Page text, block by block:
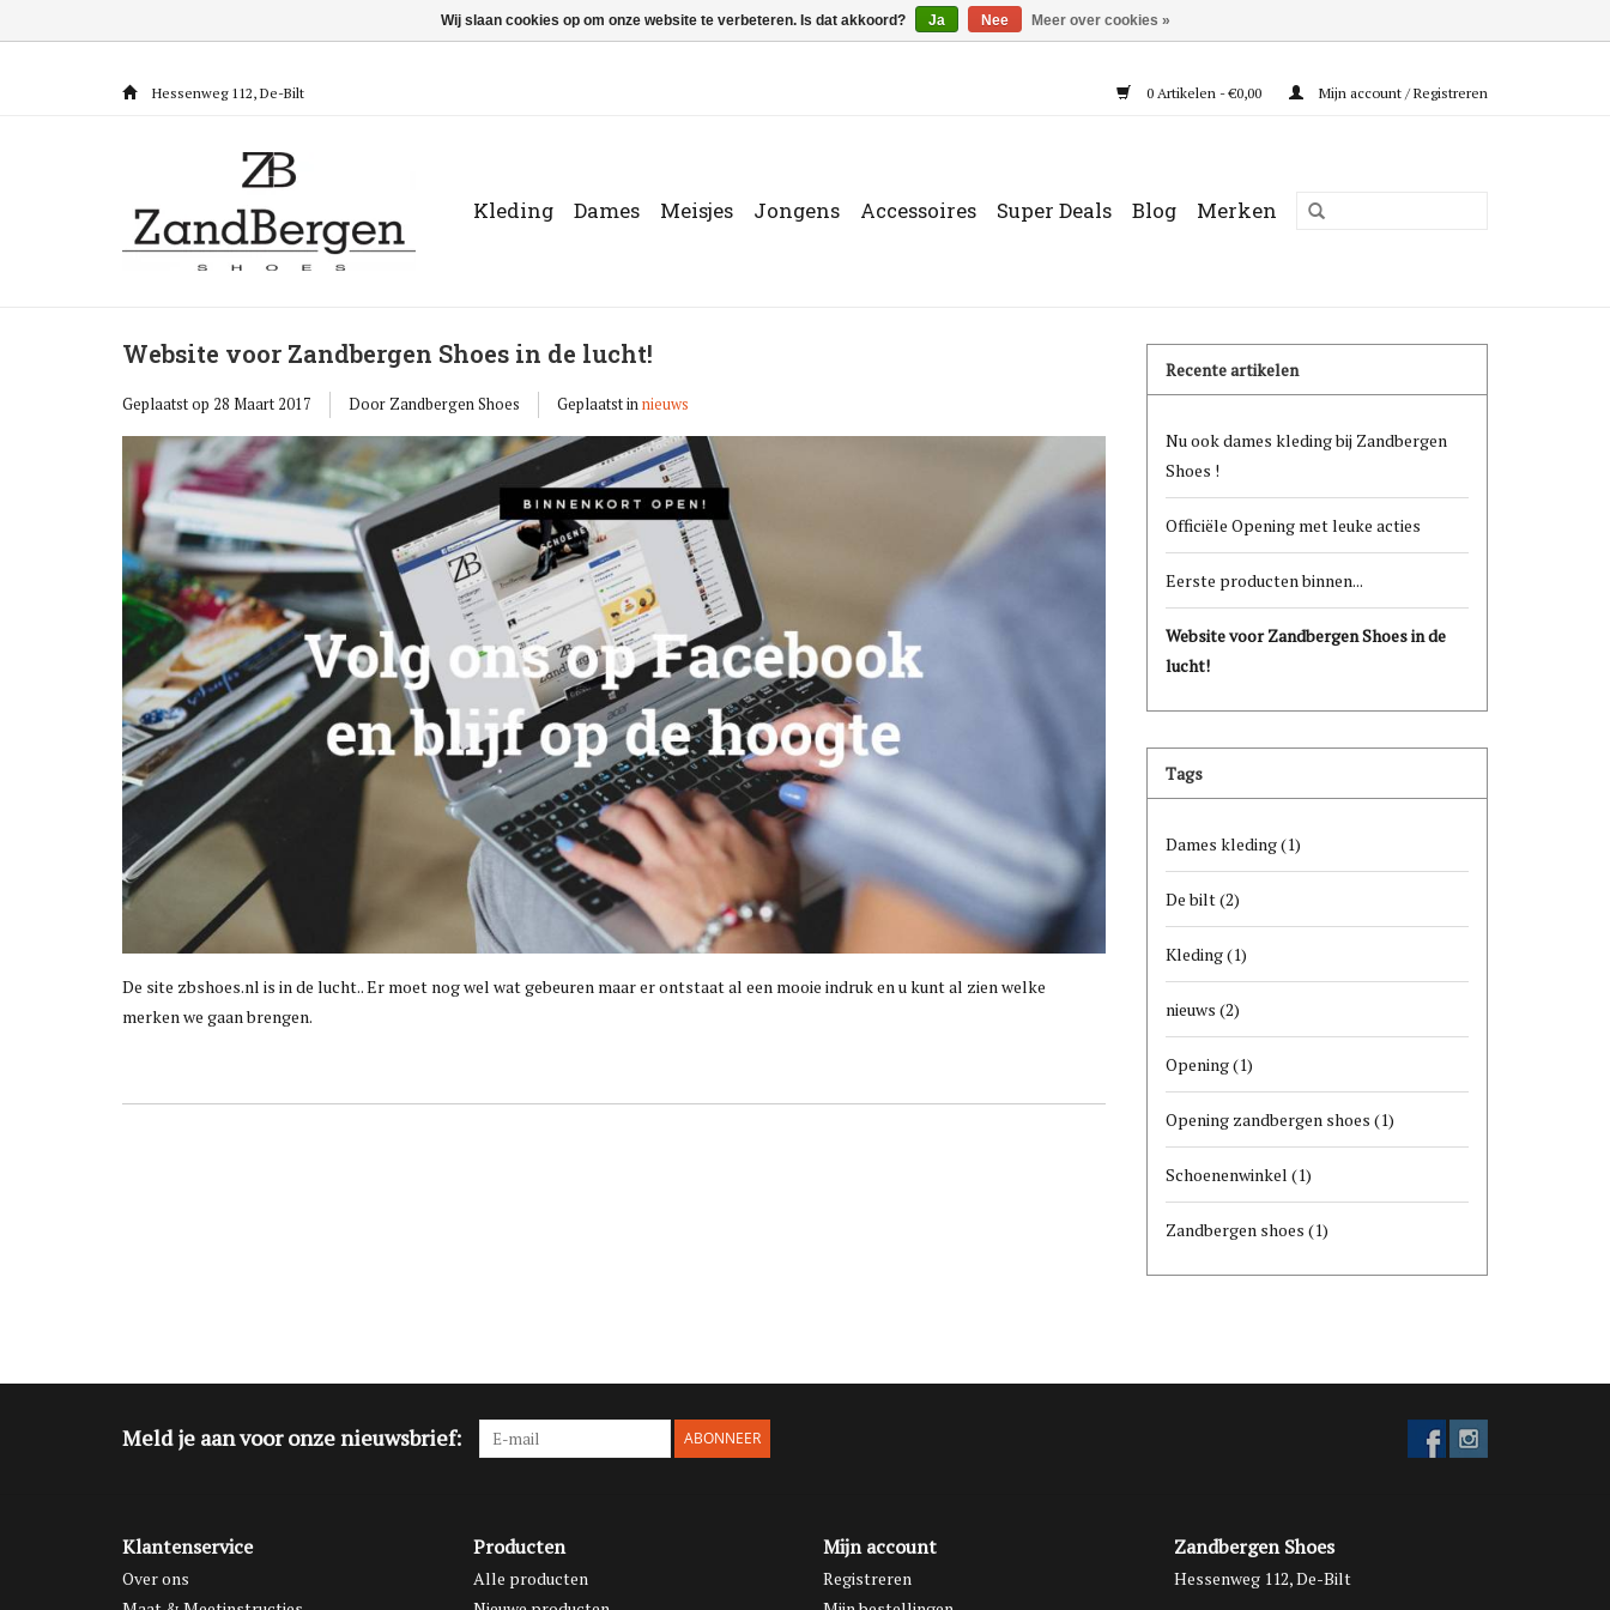
Hessenweg 112, De-Bilt 0 Artikelen - €0,00 Mijn account / Registreren
Kleding Dames Meisjes Jongens Accessoires Super Deals Blog Merken
Website voor Zandbergen Shoes in de lucht!
Geplaatst op 28 Maart 2017 Door Zandbergen Shoes Geplaatst innieuws
De site zbshoes.nl is in de lucht.. Er moet nog wel wat gebeuren maar er ontstaat al een mooie indruk en u kunt al zien welke
merken we gaan brengen.
Recente artikelen
Nu ook dames kleding bij Zandbergen
Shoes !
Officiële Opening met leuke acties
Eerste producten binnen...
Website voor Zandbergen Shoes in de
lucht!
Tags
Dames kleding(1)
De bilt(2)
Kleding(1)
nieuws (2)
Opening(1)
Opening zandbergen shoes (1)
Schoenenwinkel (1)
Zandbergen shoes (1)
Meld je aan voor onze nieuwsbrief: ABONNEER
Klantenservice
Over ons
Producten
Alle producten
Mijn account
Registreren
Zandbergen Shoes
Hessenweg 112, De-Bilt
Wij slaan cookies op om onze website te verbeteren. Is dat akkoord? Ja Nee Meer over cookies »